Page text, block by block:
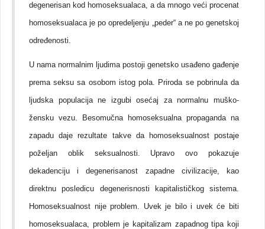
degenerisan kod homoseksualaca, a da mnogo veći procenat
homoseksualaca je po opredeljenju „peder“ a ne po genetskoj
određenosti.
U nama normalnim ljudima postoji genetsko usađeno gađenje
prema seksu sa osobom istog pola. Priroda se pobrinula da
ljudska populacija ne izgubi osećaj za normalnu muško-
žensku vezu. Besomučna homoseksualna propaganda na
zapadu daje rezultate takve da homoseksualnost postaje
poželjan oblik seksualnosti. Upravo ovo pokazuje
dekadenciju i degenerisanost zapadne civilizacije, kao
direktnu posledicu degenerisnosti kapitalističkog sistema.
Homoseksualnost nije problem. Uvek je bilo i uvek će biti
homoseksualaca, problem je kapitalizam zapadnog tipa koji